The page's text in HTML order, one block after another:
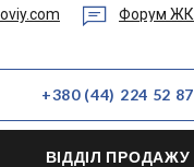
 Форум ЖК
+380 (44) 224 52 87
ВІДДІЛ ПРОДАЖУ